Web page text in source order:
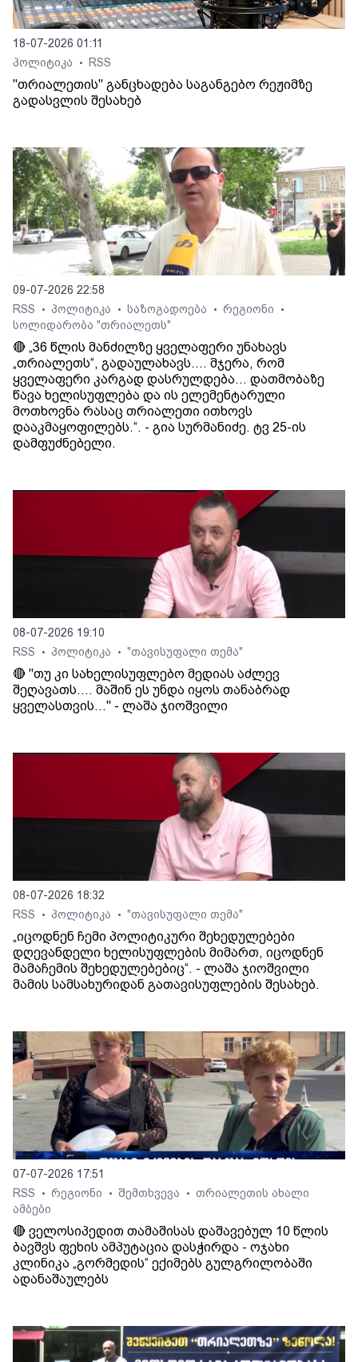
18-07-2026 01:11
პოლიტიკა
• RSS
"თრიალეთის" განცხადება საგანგებო რეჟიმზე
გადასვლის შესახებ
09-07-2026 22:58
RSS
• პოლიტიკა • საზოგადოება • რეგიონი •
სოლიდარობა "თრიალეთს"
🔴 „36 წლის მანძილზე ყველაფერი უნახავს
„თრიალეთს“, გადაულახავს.... მჯერა, რომ
ყველაფერი კარგად დასრულდება... დათმობაზე
წავა ხელისუფლება და ის ელემენტარული
მოთხოვნა რასაც თრიალეთი ითხოვს
დააკმაყოფილებს.“. - გია სურმანიძე. ტვ 25-ის
დამფუძნებელი.
08-07-2026 19:10
RSS
• პოლიტიკა • "თავისუფალი თემა"
🔴 "თუ კი სახელისუფლებო მედიას აძლევ
შეღავათს.... მაშინ ეს უნდა იყოს თანაბრად
ყველასთვის..." - ლაშა ჯიოშვილი
08-07-2026 18:32
RSS
• პოლიტიკა • "თავისუფალი თემა"
„იცოდნენ ჩემი პოლიტიკური შეხედულებები
დღევანდელი ხელისუფლების მიმართ, იცოდნენ
მამაჩემის შეხედულებებიც“. - ლაშა ჯიოშვილი
მამის სამსახურიდან გათავისუფლების შესახებ.
07-07-2026 17:51
RSS
• რეგიონი • შემთხვევა • თრიალეთის ახალი
ამბები
🔴 ველოსიპედით თამაშისას დაშავებულ 10 წლის
ბავშვს ფეხის ამპუტაცია დასჭირდა - ოჯახი
კლინიკა „გორმედის“ ექიმებს გულგრილობაში
ადანაშაულებს